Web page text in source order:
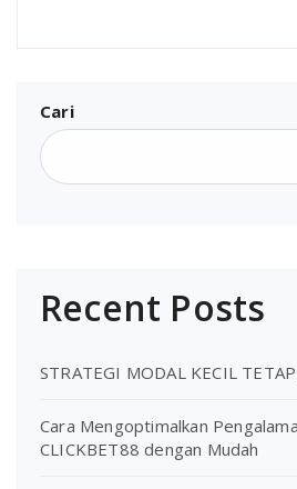
Cari
Recent Posts
STRATEGI MODAL KECIL
Cara Mengoptimalkan
CLICKBET88 dengan Mudah